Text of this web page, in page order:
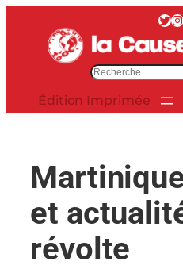
contenu
Twitter Instagram
c
e
Édition Imprimée
et
révolte